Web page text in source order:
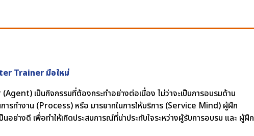
Trainer มือใหม่
เป็นกิจกรรมที่ต้องกระทำอย่างต่อเนื่อง ไม่ว่าจะเป็นการอบรมด้าน
ทำงาน (Process) หรือ มารยาทในการให้บริการ (Service Mind) ผู้ฝึก
อย่างดี เพื่อทำให้เกิดประสบการณ์ที่น่าประทับใจระหว่างผู้รับการอบรม และ ผู้ฝึก